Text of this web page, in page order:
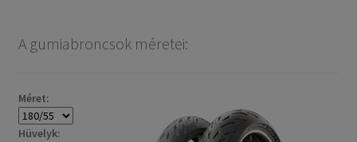
A gumiabroncsok méretei:
Méret:
Hüvelyk: